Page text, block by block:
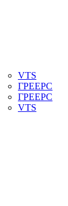
VTS
ГРЕЕРС
ГРЕЕРС
VTS